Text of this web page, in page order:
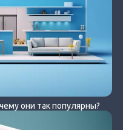
они так популярны?